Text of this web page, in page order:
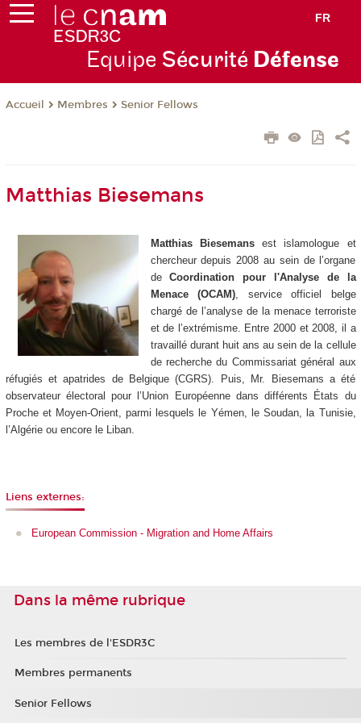
FR
Equipe Sécurité Défense
Accueil Membres Senior Fellows
Matthias Biesemans
Matthias Biesemans est islamologue et
chercheur depuis 2008 au sein de l’organe
de Coordination pour l'Analyse de la
Menace (OCAM), service officiel belge
chargé de l’analyse de la menace terroriste
et de l’extrémisme. Entre 2000 et 2008, il a
travaillé durant huit ans au sein de la cellule
de recherche du Commissariat général aux
réfugiés et apatrides de Belgique (CGRS). Puis, Mr. Biesemans a été
observateur électoral pour l’Union Européenne dans différents États du
Proche et Moyen-Orient, parmi lesquels le Yémen, le Soudan, la Tunisie,
l’Algérie ou encore le Liban.
Liens externes:
European Commission - Migration and Home Affairs
Dans la même rubrique
Les membres de l'ESDR3C
Membres permanents
Senior Fellows